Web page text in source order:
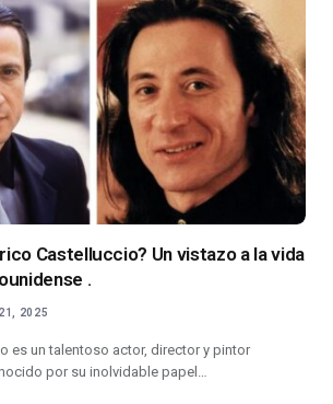
Castelluccio? Un vistazo a la vida
.
2025
es un talentoso actor, director y pintor
por su inolvidable papel…